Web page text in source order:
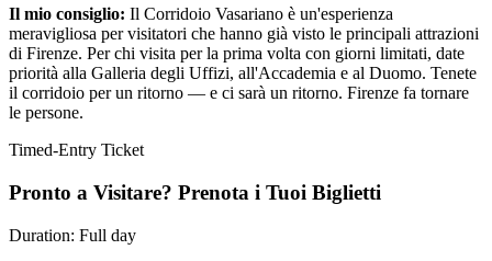
Il mio consiglio: Il Corridoio Vasariano è un'esperienza
meravigliosa per visitatori che hanno già visto le principali attrazioni
di Firenze. Per chi visita per la prima volta con giorni limitati, date
priorità alla Galleria degli Uffizi, all'Accademia e al Duomo. Tenete
il corridoio per un ritorno — e ci sarà un ritorno. Firenze fa tornare
le persone.
Timed-Entry Ticket
Pronto a Visitare? Prenota i Tuoi Biglietti
Duration: Full day